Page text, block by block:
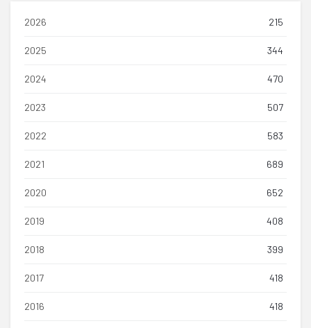
2026 215
2025 344
2024 470
2023 507
2022 583
2021 689
2020 652
2019 408
2018 399
2017 418
2016 418